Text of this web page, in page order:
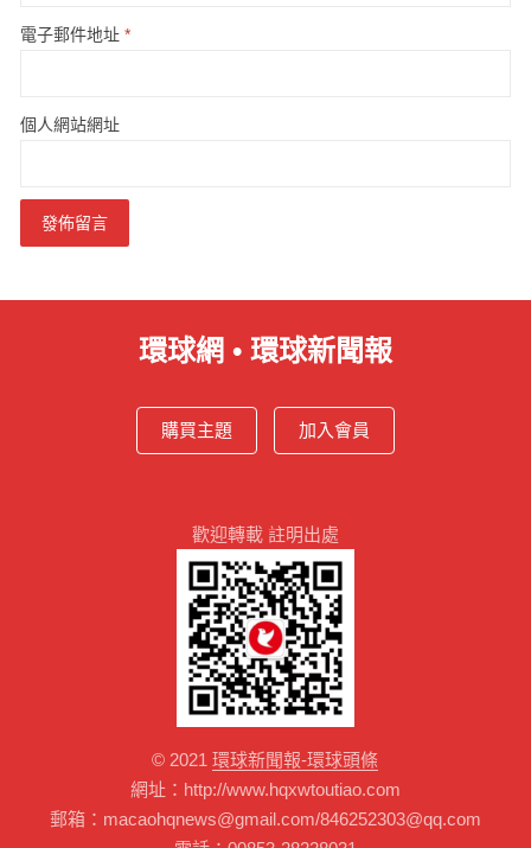
電子郵件地址 *
個人網站網址
環球網 • 環球新聞報
購買主題 加入會員
歡迎轉載 註明出處
© 2021環球新聞報-環球頭條
網址：http://www.hqxwtoutiao.com
郵箱：macaohqnews@gmail.com/846252303@qq.com